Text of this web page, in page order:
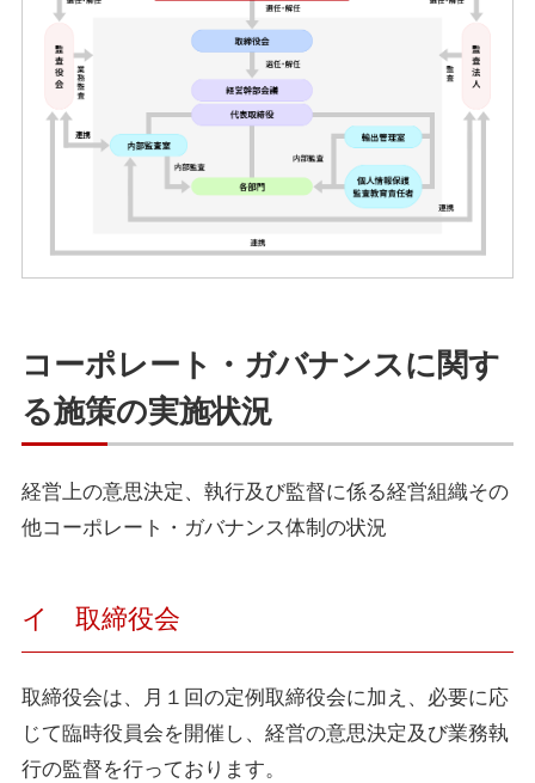
コーポレート・ガバナンスに関す
る施策の実施状況
経営上の意思決定、執行及び監督に係る経営組織その
他コーポレート・ガバナンス体制の状況
イ 取締役会
取締役会は、月１回の定例取締役会に加え、必要に応
じて臨時役員会を開催し、経営の意思決定及び業務執
行の監督を行っております。